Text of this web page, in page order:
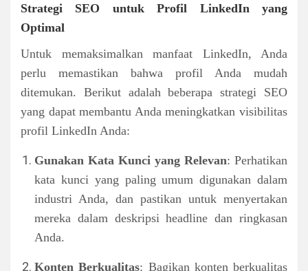
Strategi SEO untuk Profil LinkedIn yang
Optimal
Untuk memaksimalkan manfaat LinkedIn, Anda
perlu memastikan bahwa profil Anda mudah
ditemukan. Berikut adalah beberapa strategi SEO
yang dapat membantu Anda meningkatkan visibilitas
profil LinkedIn Anda:
Gunakan Kata Kunci yang Relevan: Perhatikan
kata kunci yang paling umum digunakan dalam
industri Anda, dan pastikan untuk menyertakan
mereka dalam deskripsi headline dan ringkasan
Anda.
Konten Berkualitas: Bagikan konten berkualitas